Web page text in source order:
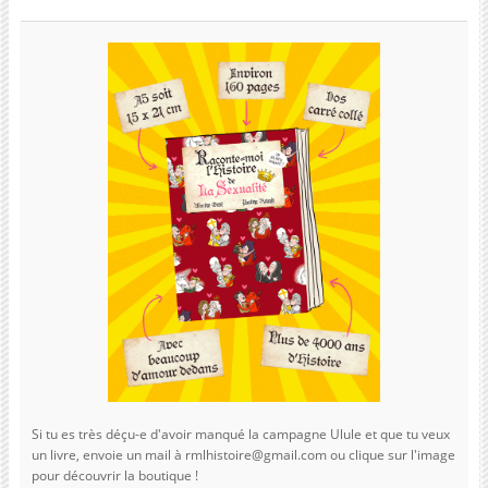
Si tu es très déçu-e d'avoir manqué la campagne Ulule et que tu veux
un livre, envoie un mail à rmlhistoire@gmail.com ou clique sur l'image
pour découvrir la boutique !